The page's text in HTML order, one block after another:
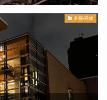
札幌-建物